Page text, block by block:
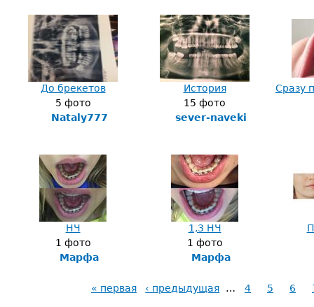
До брекетов
5 фото
Nataly777
История
15 фото
sever-naveki
Сразу
НЧ
1 фото
Марфа
1,3 НЧ
1 фото
Марфа
« первая ‹ предыдущая … 4 5 6